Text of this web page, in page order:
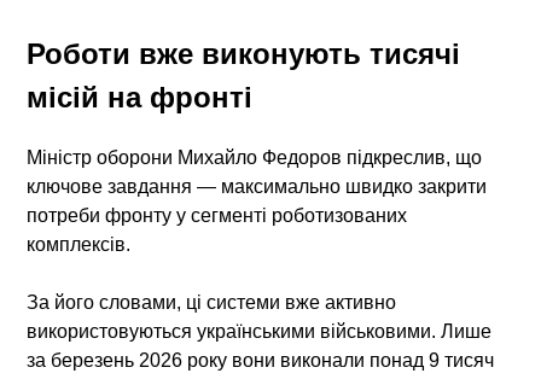
Роботи вже виконують тисячі
місій на фронті
Міністр оборони Михайло Федоров підкреслив, що
ключове завдання — максимально швидко закрити
потреби фронту у сегменті роботизованих
комплексів.
За його словами, ці системи вже активно
використовуються українськими військовими. Лише
за березень 2026 року вони виконали понад 9 тисяч